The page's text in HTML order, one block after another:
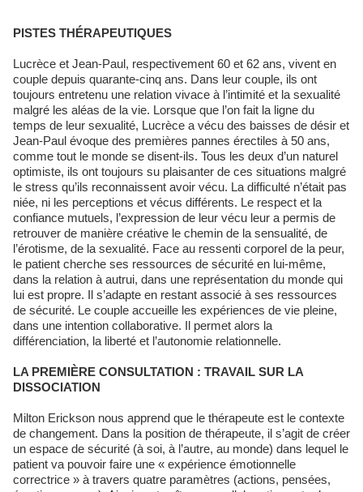
PISTES THÉRAPEUTIQUES
Lucrèce et Jean-Paul, respectivement 60 et 62 ans, vivent en
couple depuis quarante-cinq ans. Dans leur couple, ils ont
toujours entretenu une relation vivace à l’intimité et la sexualité
malgré les aléas de la vie. Lorsque que l’on fait la ligne du
temps de leur sexualité, Lucrèce a vécu des baisses de désir et
Jean-Paul évoque des premières pannes érectiles à 50 ans,
comme tout le monde se disent-ils. Tous les deux d’un naturel
optimiste, ils ont toujours su plaisanter de ces situations malgré
le stress qu’ils reconnaissent avoir vécu. La difficulté n’était pas
niée, ni les perceptions et vécus différents. Le respect et la
confiance mutuels, l’expression de leur vécu leur a permis de
retrouver de manière créative le chemin de la sensualité, de
l’érotisme, de la sexualité. Face au ressenti corporel de la peur,
le patient cherche ses ressources de sécurité en lui-même,
dans la relation à autrui, dans une représentation du monde qui
lui est propre. Il s’adapte en restant associé à ses ressources
de sécurité. Le couple accueille les expériences de vie pleine,
dans une intention collaborative. Il permet alors la
différenciation, la liberté et l’autonomie relationnelle.
LA PREMIÈRE CONSULTATION : TRAVAIL SUR LA
DISSOCIATION
Milton Erickson nous apprend que le thérapeute est le contexte
de changement. Dans la position de thérapeute, il s’agit de créer
un espace de sécurité (à soi, à l’autre, au monde) dans lequel le
patient va pouvoir faire une « expérience émotionnelle
correctrice » à travers quatre paramètres (actions, pensées,